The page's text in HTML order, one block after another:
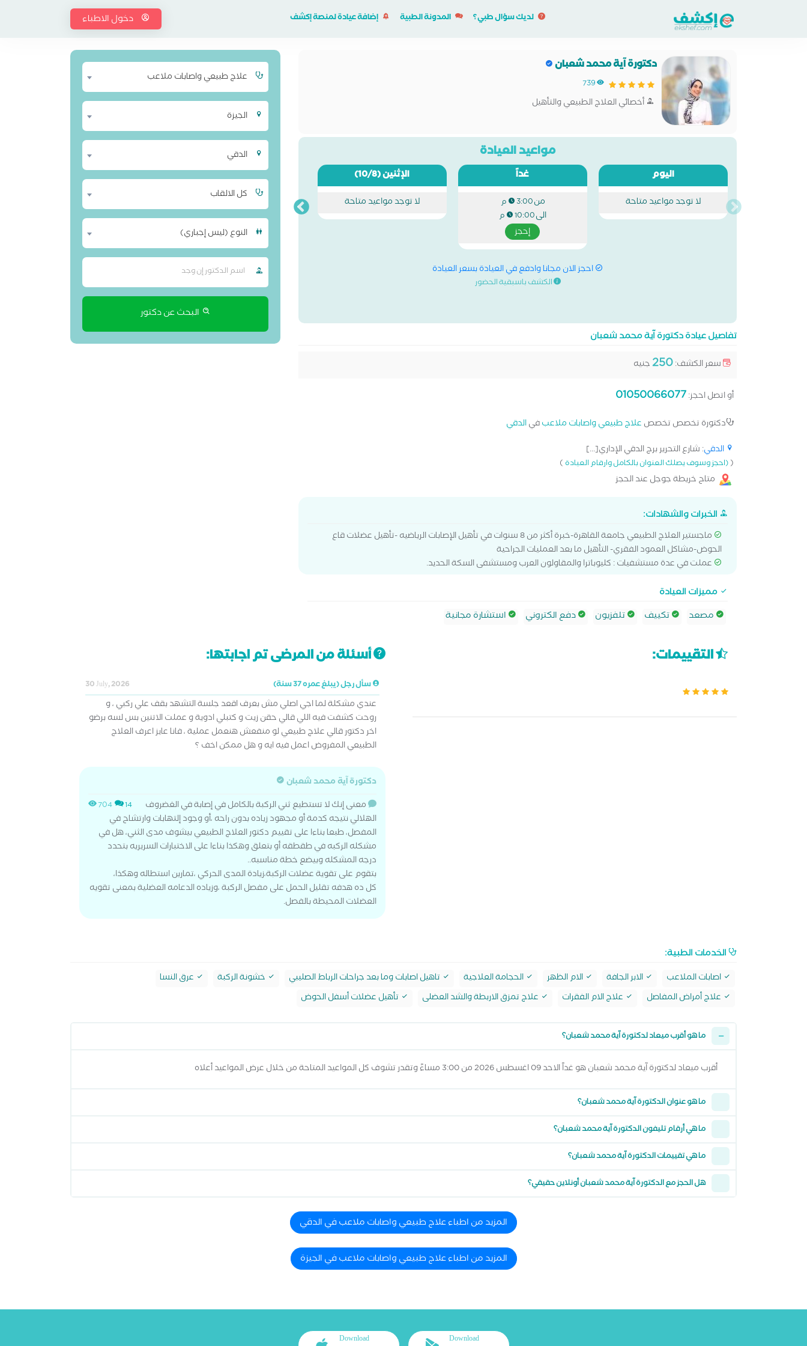
لديك سؤال طبي؟ المدونة الطبية إضافة عيادة لمنصة إكشف دخول الاطباء
دكتورة آية محمد شعبان
739
أخصائي العلاج الطبيعي والتأهيل
مواعيد العيادة
اليوم
لا توجد مواعيد متاحة
غداً
من3:00 م
الى10:00 م
إحجز
الإثنين(10/8)
لا توجد مواعيد متاحة
احجز الان مجانا وادفع في العيادة بسعر العيادة
الكشف باسبقية الحضور
تفاصيل عيادة دكتورة آية محمد شعبان
سعر الكشف:250جنيه
أو اتصل احجز:01050066077
دكتورة تخصص تخصص علاج طبيعي واصابات ملاعبفيالدقي
الدقي: شارع التحرير برج الدقي الإداري[...]
((احجز وسوف يصلك العنوان بالكامل وارقام العيادة)
متاح خريطة جوجل عند الحجز
الخبرات والشهادات:
ماجستير العلاج الطبيعي جامعة القاهرة-خبرة أكثر من 8 سنوات في تأهيل الإصابات الرياضيه -تأهيل عضلات قاع
الحوض-مشاكل العمود الفقري- التأهيل ما بعد العمليات الجراحية
عملت في عدة مستشفيات : كليوباترا والمقاولون العرب ومستشفى السكة الحديد.
مميزات العيادة
مصعد
تكييف تلفزيون دفع الكتروني استشارة مجانية
علاج طبيعي واصابات ملاعب
الجيزة
الدقي
كل الالقاب
النوع (ليس إجباري)
البحث عن دكتور
التقييمات: أسئلة من المرضى تم اجابتها:
سأل رجل (يبلغ عمره 37 سنة) 30 July, 2026
عندي مشكلة لما اجي اصلي مش بعرف اقعد جلسة التشهد بقف علي ركبي ، و
روحت كشفت فيه اللي قالي حقن زيت و كتبلي ادوية و عملت الاتنين بس لسه برضو
اخر دكتور قالي علاج طبيعي لو منفعش هنعمل عملية ، فانا عايز اعرف العلاج
الطبيعي المفروض اعمل فيه ايه و هل ممكن اخف ؟
دكتورة آية محمد شعبان
704 14
معنى إنك لا تستطيع ثني الركبة بالكامل في إصابة في الغضروف
الهلالي نتيجه كدمة أو مجهود زياده بدون راحه ،أو وجود إلتهابات وارتشاح في
المفصل، طبعا بناءا على تقييم دكتور العلاج الطبيعي بيشوف مدى الثني، هل في
مشكله الركبه في طقطقه أو بتعلق وهكذا بناءا على الاختبارات السريريه بتحدد
درجه المشكله وبيضع خطة مناسبه..
بتقوم على تقوية عضلات الركبة،زيادة المدى الحركي ،تمارين استطاله وهكذا،
كل ده هدفه تقليل الحمل على مفصل الركبة ،وزياده الدعامه العضلية بمعنى تقويه
العضلات المحيطة بالفصل.
الخدمات الطبية:
اصابات الملاعب الابر الجافة الام الظهر الحجامة العلاجية تاهيل اصابات وما بعد جراحات الرباط الصليبي خشونة الركبة
عرق النسا
علاج أمراض المفاصل
علاج الام الفقرات علاج تمزق الاربطة والشد العضلى تأهيل عضلات أسفل الحوض
ما هو أقرب ميعاد لدكتورة آية محمد شعبان؟
أقرب ميعاد لدكتورة آية محمد شعبان هو غداً الاحد 09 اغسطس 2026 من 3:00 مساءً وتقدر تشوف كل المواعيد المتاحة من خلال عرض المواعيد أعلاه
ما هو عنوان الدكتورة آية محمد شعبان؟
ما هي أرقام تليفون الدكتورة آية محمد شعبان؟
ما هي تقييمات الدكتورة آية محمد شعبان؟
هل الحجز مع الدكتورة آية محمد شعبان أونلاين حقيقي؟
المزيد من اطباء علاج طبيعي واصابات ملاعب في الدقي
المزيد من اطباء علاج طبيعي واصابات ملاعب في الجيزة
Download
Download